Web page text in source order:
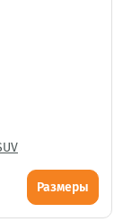
Размеры